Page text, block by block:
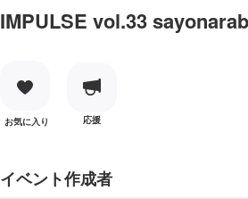
IMPULSE vol.33
お気に入り 応援
イベント作成者